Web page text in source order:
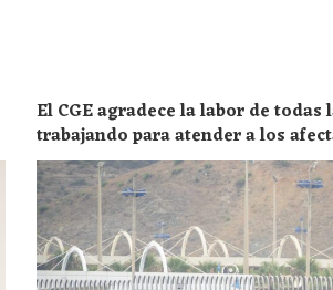
El CGE agradece la labor de
trabajando para atender a los